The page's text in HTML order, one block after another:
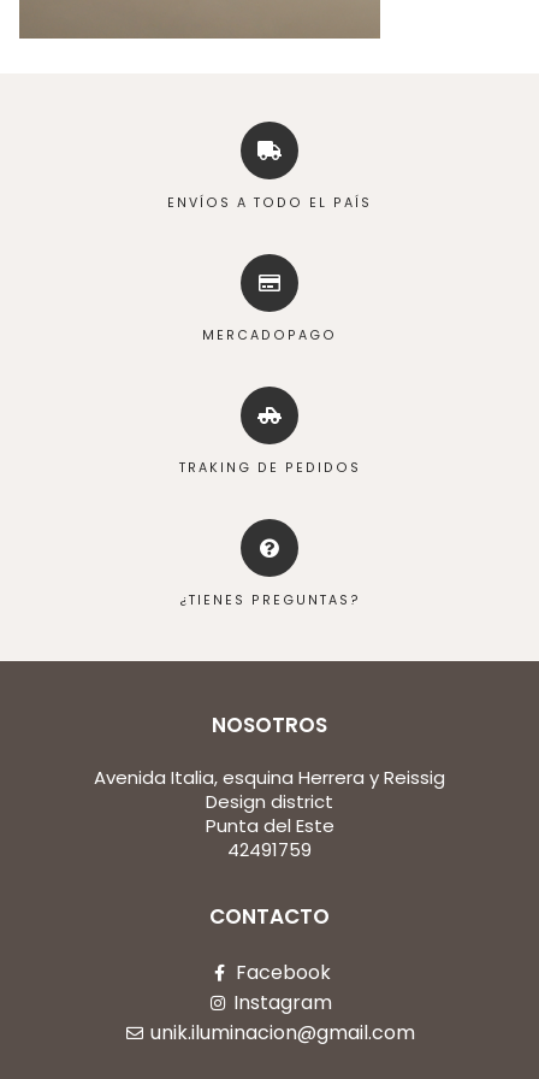
ENVÍOS A TODO EL PAÍS
MERCADOPAGO
TRAKING DE PEDIDOS
¿TIENES PREGUNTAS?
NOSOTROS
Avenida Italia, esquina Herrera y Reissig
Design district
Punta del Este
42491759
CONTACTO
Facebook
Instagram
unik.iluminacion@gmail.com